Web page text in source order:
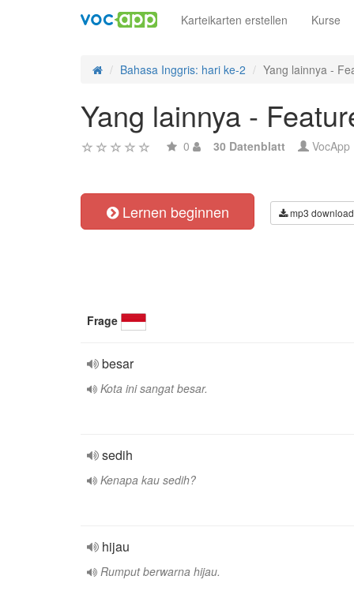
Karteikarten erstellen Kurse
Bahasa Inggris: hari ke-2 Yang lainnya -
Yang lainnya -
0 30 Datenblatt VocApp
Lernen beginnen mp3
Frage
besar
Kota ini sangat besar.
sedih
Kenapa kau sedih?
hijau
Rumput berwarna hijau.